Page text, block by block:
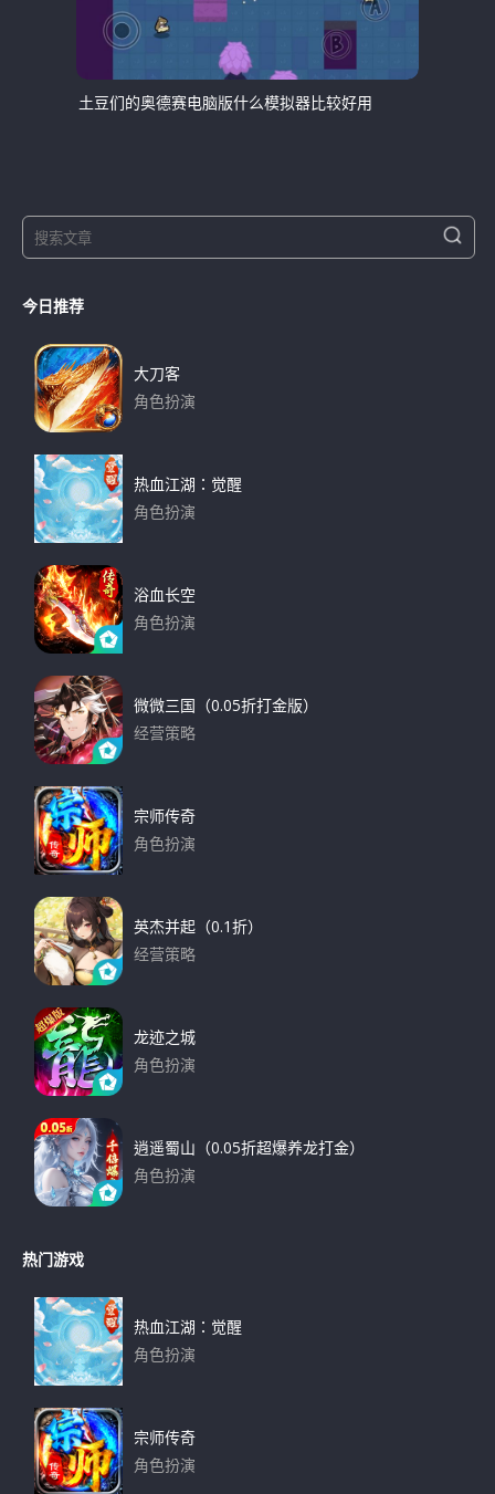
土豆们的奥德赛电脑版什么模拟器比较好用
e
r
S
e
今日推荐
大刀客
角色扮演
热血江湖：觉醒
角色扮演
浴血长空
角色扮演
微微三国（0.05折打金版）
经营策略
宗师传奇
角色扮演
英杰并起（0.1折）
经营策略
龙迹之城
角色扮演
逍遥蜀山（0.05折超爆养龙打金）
角色扮演
热门游戏
热血江湖：觉醒
角色扮演
宗师传奇
角色扮演